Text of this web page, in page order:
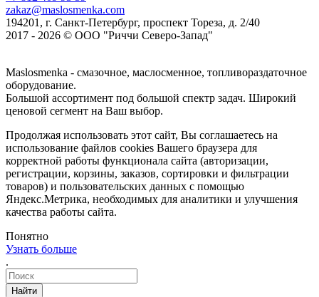
zakaz@maslosmenka.com
194201, г. Санкт-Петербург, проспект Тореза, д. 2/40
2017 - 2026 © ООО "Риччи Северо-Запад"
Maslosmenka - смазочное, маслосменное, топливораздаточное
оборудование.
Большой ассортимент под большой спектр задач. Широкий
ценовой сегмент на Ваш выбор.
Продолжая использовать этот сайт, Вы соглашаетесь на
использование файлов cookies Вашего браузера для
корректной работы функционала сайта (авторизации,
регистрации, корзины, заказов, сортировки и фильтрации
товаров) и пользовательских данных с помощью
Яндекс.Метрика, необходимых для аналитики и улучшения
качества работы сайта.
Понятно
Узнать больше
.
Найти